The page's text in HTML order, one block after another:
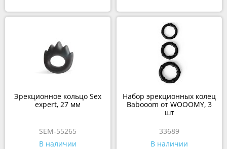
Эрекционное кольцо Sex
expert, 27 мм
SEM-55265
В наличии
Набор эрекционных колец
Babooom от WOOOMY, 3
шт
33689
В наличии